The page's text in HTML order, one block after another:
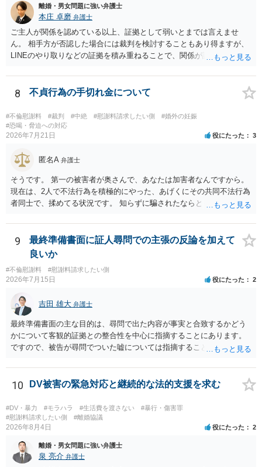
値と夫との関係との均衡のように思います。 ③行政書士に委任をして
いるのであれば，どのような内容の委任なのか不明ですが，その行政
書士との協議になると思います。請求するか，訴訟にするか，その点
の見極めや，相手方は性交類似行為は認めているのか，それさえも否
定しているのかによって，考え方・進め方は変わってくると思いま
あれば，本人（行政書士でも同じだと思います。）への対応ではあま
り変わらないように思います。減額で折り合えるなら本人様の交渉で
もよいように思いますが，ゼロかどうかの観点であれば，訴訟に進む
しかなくなるようにも思います。そうしますと，お近くの弁護士に相
談して進めることを検討した方がよいようにも思います。
離婚・男女問題に強い弁護士
本庄 卓磨 弁護士
ご主人が関係を認めている以上、証拠として弱いとまでは言えませ
ん。 相手方が否認した場合には裁判を検討することもあり得ますが、
LINEのやり取りなどの証拠を積み重ねることで、関係が認定される余
個別の事情によりますので、お早めに弁護士に相談されることをおす
すめします。
8 不貞行為の手切れ金について
#不倫慰謝料 #裁判 #中絶 #慰謝料請求したい側
#婚外の妊娠
#恐喝・脅迫への対応
2026年7月21日 役にたった 3
匿名A 弁護士
そうです。 第一の被害者が奥さんで、あなたは加害者なんですから。
現在は、2人で不法行為を積極的にやった、あげくにその共同不法行為
者同士で、揉めてる状況です。 知らずに騙されたならともか
というだけですから。
9
最終準備書面に証人尋問での主張の反論を加えて
良いか
#不倫慰謝料 #慰謝料請求したい側
2026年7月15日 役にたった 2
吉田 雄大 弁護士
最終準備書面の主な目的は、尋問で出た内容が事実と合致するかどう
かについて客観的証拠との整合性を中心に指摘することにあります。
ですので、被告が尋問でついた嘘については指摘することが大切で
事実でないとの指摘をすることも必要です。 これらの点について最終
準備書面で的確な指摘ができれば裁判所の理解も深まると思います
が、和解のときに裁判所から開示された金額からさらに判決金額が増
えるかどうかは、裁判官の個性に依る点が大きいので、何ともいえま
せん。
10 DV被害の緊急対応と継続的な法的支援を求む
#DV・暴力 #モラハラ #生活費を渡さない
#暴行・傷害罪
#慰謝料請求したい側
#離婚協議
2026年8月4日 役にたった 2
離婚・男女問題に強い弁護士
泉 亮介 弁護士